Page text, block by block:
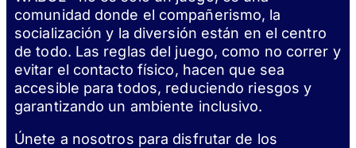
comunidad donde el compañerismo, la
socialización y la diversión están en el centro
de todo. Las reglas del juego, como no correr y
evitar el contacto físico, hacen que sea
accesible para todos, reduciendo riesgos y
garantizando un ambiente inclusivo.
Únete a nosotros para disfrutar de los